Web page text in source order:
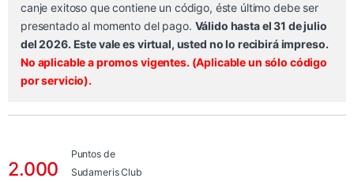
canje exitoso que contiene un código, éste último debe ser
presentado al momento del pago. Válido hasta el 31 de julio
del 2026. Este vale es virtual, usted no lo recibirá impreso.
No aplicable a promos vigentes. (Aplicable un sólo código
por servicio).
2.000
Puntos de
Sudameris Club